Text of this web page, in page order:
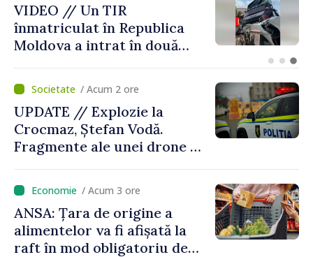
Un TIR
în Republica
a intrat în două
Zilele
despre
culori:
stabilită
/ Acum 2 ore
UPDATE // Explozie la
Crocmaz, Ștefan Vodă.
Fragmente ale unei drone de
locului
/ Acum 3 ore
ANSA: Țara de origine a
alimentelor va fi afișată la
raft în mod obligatoriu de